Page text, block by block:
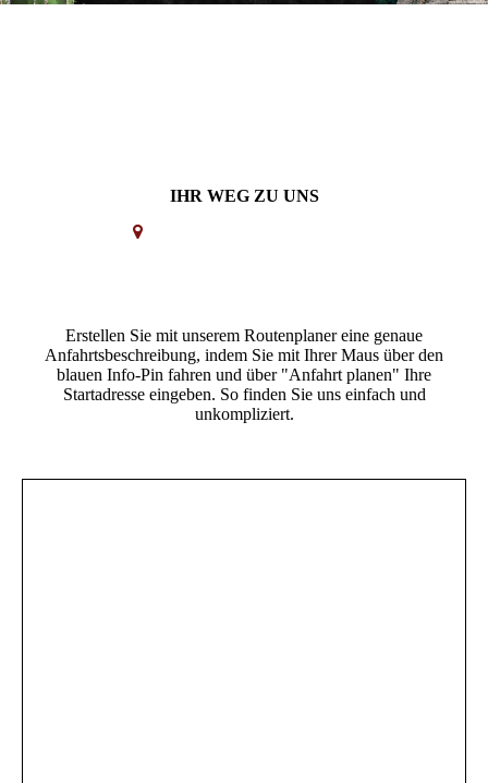
IHR WEG ZU UNS
Erstellen Sie mit unserem Routenplaner eine genaue
Anfahrtsbeschreibung, indem Sie mit Ihrer Maus über den
blauen Info-Pin fahren und über "Anfahrt planen" Ihre
Startadresse eingeben. So finden Sie uns einfach und
unkompliziert.